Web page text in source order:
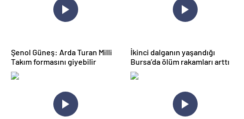
Şenol Güneş: Arda Turan Milli
Takım formasını giyebilir
İkinci dalganın yaşandığı
Bursa’da ölüm rakamları arttı